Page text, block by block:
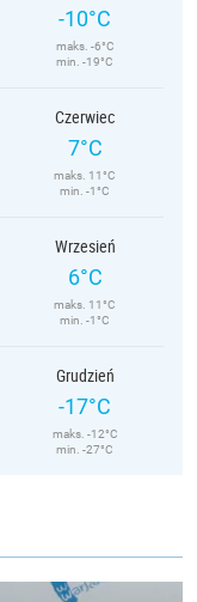
-10°C
maks. -6°C
min. -19°C
Czerwiec
7°C
maks. 11°C
min. -1°C
Wrzesień
6°C
maks. 11°C
min. -1°C
Grudzień
-17°C
maks. -12°C
min. -27°C